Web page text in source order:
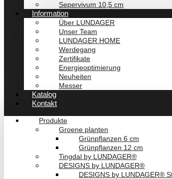
Sepervivum 10,5 cm
Information
Über LUNDAGER
Unser Team
LUNDAGER HOME
Werdegang
Zertifikate
Energieoptimierung
Neuheiten
Messer
Katalog
Kontakt
Produkte
Groene planten
Grünpflanzen 6 cm
Grünpflanzen 12 cm
Tingdal by LUNDAGER®
DESIGNS by LUNDAGER®
DESIGNS by LUNDAGER®